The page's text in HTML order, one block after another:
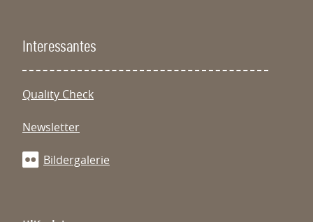
Interessantes
Quality Check
Newsletter
Bildergalerie